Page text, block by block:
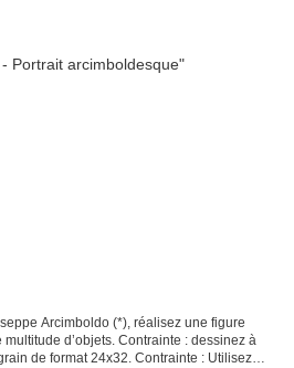
Arcimboldo (*), réalisez une figure
multitude d’objets. Contrainte : dessinez à
de format 24x32. Contrainte : Utilisez